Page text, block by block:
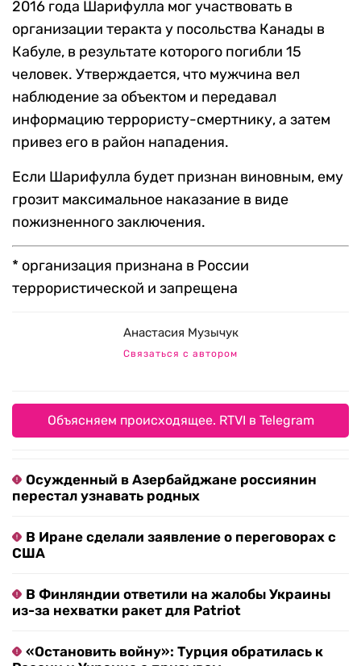
2016 года Шарифулла мог участвовать в
организации теракта у посольства Канады в
Кабуле, в результате которого погибли 15
человек. Утверждается, что мужчина вел
наблюдение за объектом и передавал
информацию террористу-смертнику, а затем
привез его в район нападения.
Если Шарифулла будет признан виновным, ему
грозит максимальное наказание в виде
пожизненного заключения.
* организация признана в России
террористической и запрещена
Анастасия Музычук
Связаться с автором
Объясняем происходящее. RTVI в Telegram
Осужденный в Азербайджане россиянин
перестал узнавать родных
В Иране сделали заявление о переговорах с
США
В Финляндии ответили на жалобы Украины
из-за нехватки ракет для Patriot
«Остановить войну»: Турция обратилась к